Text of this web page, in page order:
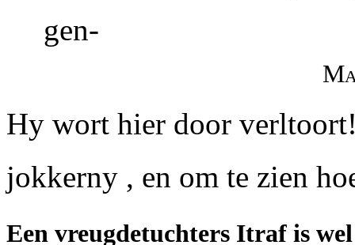
gen-
Hy wort hier door verltoort!
jokkerny , en om te zien
Een vreugdetuchters Itraf is